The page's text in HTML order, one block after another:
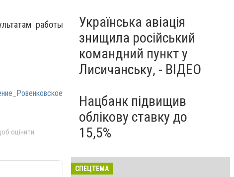
работы
оцінити
Українська авіація
знищила російський
командний пункт у
Лисичанську, - ВІДЕО
Нацбанк підвищив
облікову ставку до
15,5%
СПЕЦТЕМА